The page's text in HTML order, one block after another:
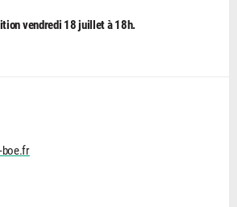
vendredi 18 juillet à 18h.
boe.fr